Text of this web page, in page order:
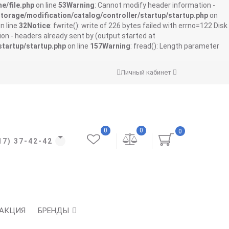
file.php on line 53Warning: Cannot modify header information -
modification/catalog/controller/startup/startup.php on
line 32Notice: fwrite(): write of 226 bytes failed with errno=122 Disk
- headers already sent by (output started at
startup.php on line 157Warning: fread(): Length parameter
Личный кабинет
37-42-42
0
0
0
БРЕНДЫ